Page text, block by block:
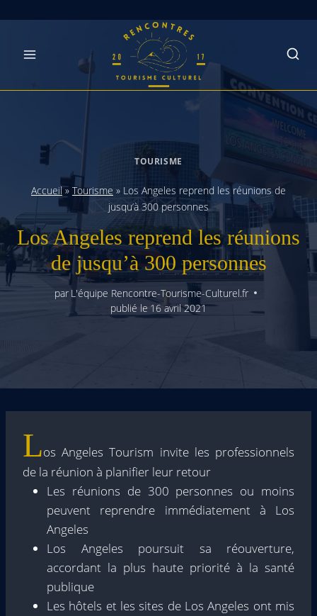
TOURISME
Accueil» Tourisme » Los Angeles reprend les réunions de
jusqu’à 300 personnes
Los Angeles reprend les réunions
de jusqu’à 300 personnes
par L'équipe Rencontre-Tourisme-Culturel.fr
publié le 16 avril 2021
Los Angeles Tourism invite les professionnels
de la réunion à planifier leur retour
Les réunions de 300 personnes ou moins
peuvent reprendre immédiatement à Los
Angeles
Los Angeles poursuit sa réouverture,
accordant la plus haute priorité à la santé
publique
Les hôtels et les sites de Los Angeles ont mis